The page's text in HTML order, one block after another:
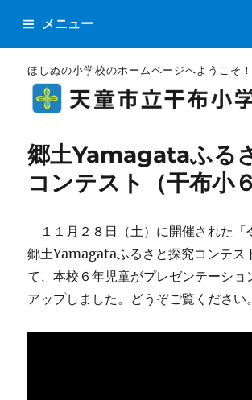
ほしぬの小学校のホームページへようこそ！
メニュー
郷土Yamagataふる
コンテスト（干布小６
１１月２８日（土）に開催された
郷土Yamagataふるさと探究コンテス
て、本校６年児童がプレゼンテーショ
アップしました。どうぞご覧ください。